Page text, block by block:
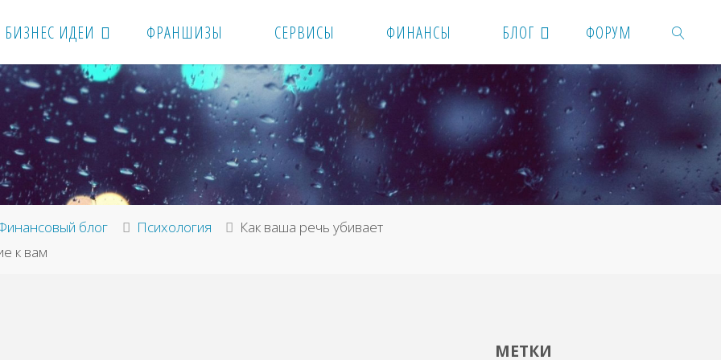
БИЗНЕС ИДЕИ ФРАНШИЗЫ СЕРВИСЫ ФИНАНСЫ БЛОГ ФОРУМ
ПОИСК
блог Психология
Как ваша речь убивает
к вам
МЕТКИ